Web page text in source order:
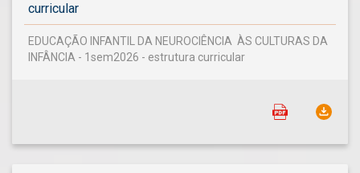
curricular
EDUCAÇÃO INFANTIL DA NEUROCIÊNCIA ÀS CULTURAS DA
INFÂNCIA - 1sem2026 - estrutura curricular